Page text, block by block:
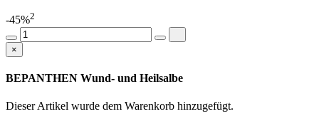
-45%2
×
BEPANTHEN Wund- und Heilsalbe
Dieser Artikel wurde dem Warenkorb hinzugefügt.